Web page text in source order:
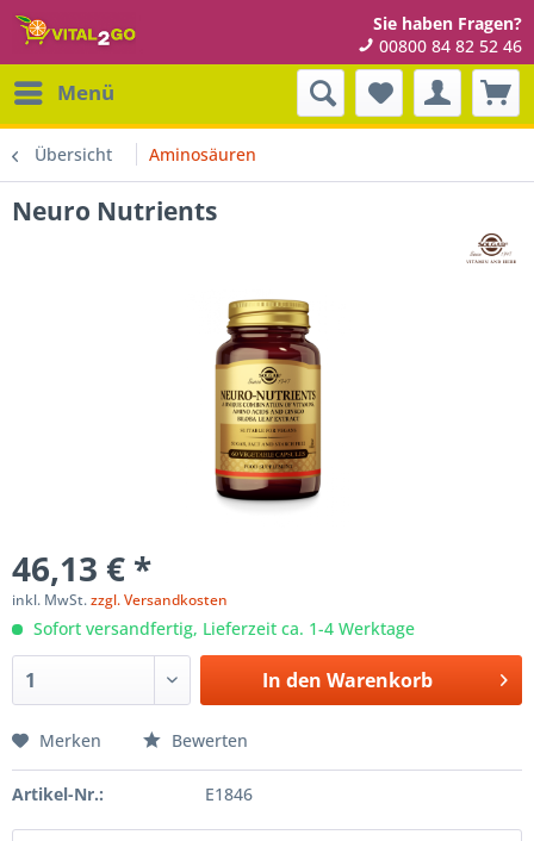
Sie haben Fragen?
00800 84 82 52 46
Menü
Übersicht Aminosäuren
Neuro Nutrients
46,13 € *
inkl. MwSt.zzgl. Versandkosten
Sofort versandfertig, Lieferzeit ca. 1-4 Werktage
In den Warenkorb
Merken Bewerten
Artikel-Nr.: E1846